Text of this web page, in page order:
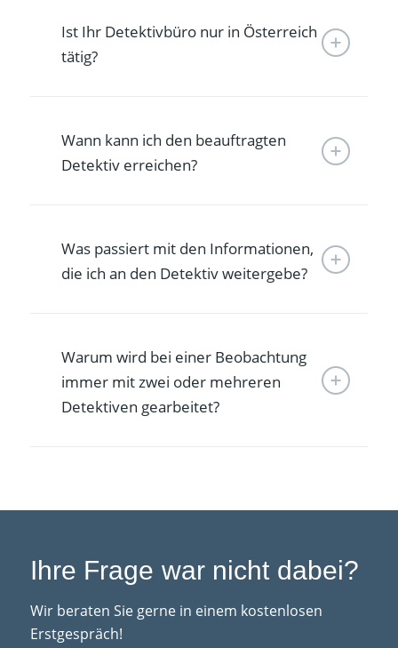
Ist Ihr Detektivbüro nur in Österreich
tätig?
Wann kann ich den beauftragten
Detektiv erreichen?
Was passiert mit den Informationen,
die ich an den Detektiv weitergebe?
Warum wird bei einer Beobachtung
immer mit zwei oder mehreren
Detektiven gearbeitet?
Ihre Frage war nicht dabei?
Wir beraten Sie gerne in einem kostenlosen
Erstgespräch!